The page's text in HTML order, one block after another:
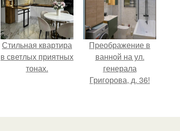
Стильная квартира
в светлых приятных
тонах.
Преображение в
ванной на ул.
генерала
Григорова, д. 36!